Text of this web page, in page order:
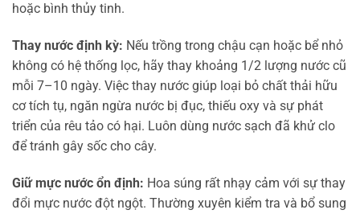
hoặc bình thủy tinh.
Thay nước định kỳ: Nếu trồng trong chậu cạn hoặc bể nhỏ
không có hệ thống lọc, hãy thay khoảng 1/2 lượng nước cũ
mỗi 7–10 ngày. Việc thay nước giúp loại bỏ chất thải hữu
cơ tích tụ, ngăn ngừa nước bị đục, thiếu oxy và sự phát
triển của rêu tảo có hại. Luôn dùng nước sạch đã khử clo
để tránh gây sốc cho cây.
Giữ mực nước ổn định: Hoa súng rất nhạy cảm với sự thay
đổi mực nước đột ngột. Thường xuyên kiểm tra và bổ sung